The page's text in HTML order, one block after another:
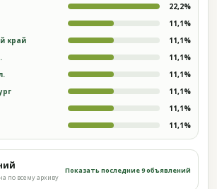
22,2%
11,1%
край 11,1%
11,1%
11,1%
11,1%
11,1%
11,1%
по всему архиву
Показать последние 9 объявлений